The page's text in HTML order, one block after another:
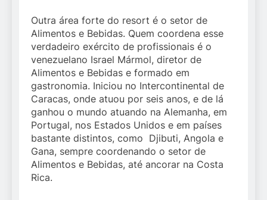
Outra área forte do resort é o setor de
Alimentos e Bebidas. Quem coordena esse
verdadeiro exército de profissionais é o
venezuelano Israel Mármol, diretor de
Alimentos e Bebidas e formado em
gastronomia. Iniciou no Intercontinental de
Caracas, onde atuou por seis anos, e de lá
ganhou o mundo atuando na Alemanha, em
Portugal, nos Estados Unidos e em países
bastante distintos, como Djibuti, Angola e
Gana, sempre coordenando o setor de
Alimentos e Bebidas, até ancorar na Costa
Rica.